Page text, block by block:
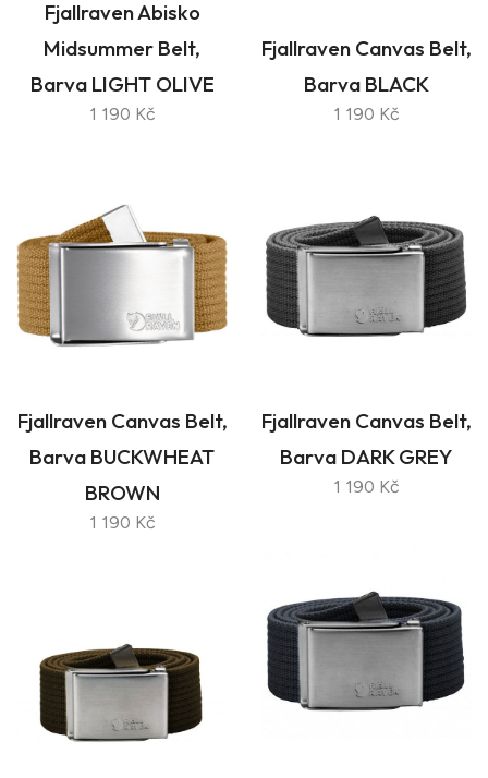
Fjallraven Abisko
Midsummer Belt,
Barva LIGHT OLIVE
1 190 Kč
Fjallraven Canvas Belt,
Barva BLACK
1 190 Kč
Fjallraven Canvas Belt,
Barva BUCKWHEAT
BROWN
1 190 Kč
Fjallraven Canvas Belt,
Barva DARK GREY
1 190 Kč